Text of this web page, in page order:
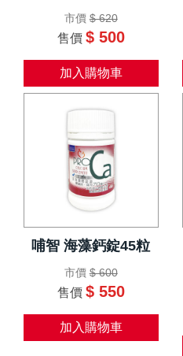
市價 $ 620
售價 $ 500
加入購物車
哺智 海藻鈣錠45粒
市價 $ 600
售價 $ 550
加入購物車